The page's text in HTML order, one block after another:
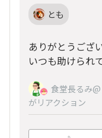
とも
ありがとうござ
いつも助けられ
食堂長るみ
がリアクション